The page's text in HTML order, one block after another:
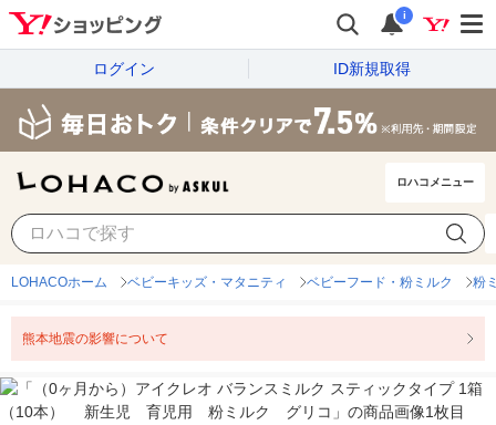
i
ログイン ID新規取得
ロハコメニュー
LOHACOホーム ベビーキッズ・マタニティ ベビーフード・粉ミルク 粉
熊本地震の影響について